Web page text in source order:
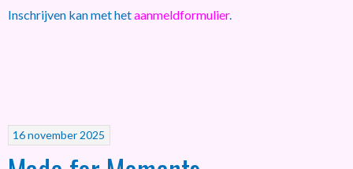
Inschrijven kan met hetaanmeldformulier.
16 november 2025